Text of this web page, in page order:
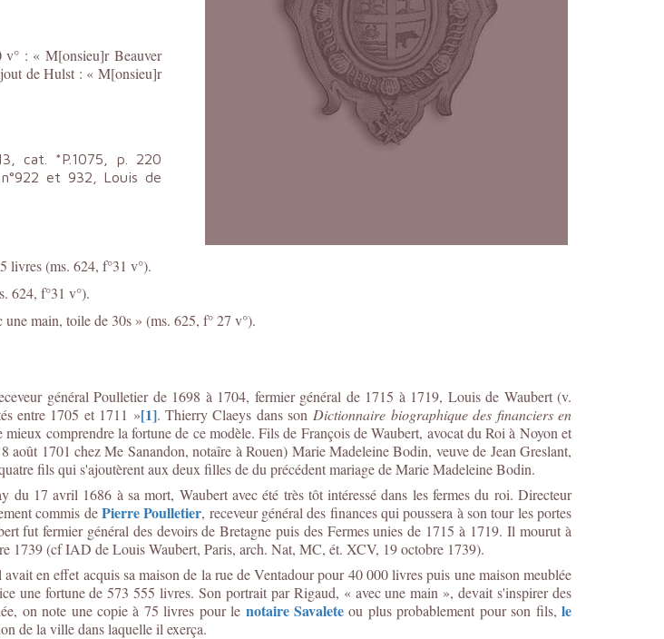
v° : « M[onsieu]r Beauver
de Hulst : « M[onsieu]r
cat. *P.1075, p. 220
et 932, Louis de
livres (ms. 624, f°31 v°).
624, f°31 v°).
main, toile de 30s » (ms. 625, f° 27 v°).
général Poulletier de 1698 à 1704, fermier général de 1715 à 1719, Louis de Waubert (v.
entre 1705 et 1711 »[1]. Thierry Claeys dans son Dictionnaire biographique des financiers en
comprendre la fortune de ce modèle. Fils de François de Waubert, avocat du Roi à Noyon et
1701 chez Me Sanandon, notaîre à Rouen) Marie Madeleine Bodin, veuve de Jean Greslant,
fils qui s'ajoutèrent aux deux filles de du précédent mariage de Marie Madeleine Bodin.
17 avril 1686 à sa mort, Waubert avec été très tôt intéressé dans les fermes du roi. Directeur
commis dePierre Poulletier, receveur général des finances qui poussera à son tour les portes
fut fermier général des devoirs de Bretagne puis des Fermes unies de 1715 à 1719. Il mourut à
1739 (cf IAD de Louis Waubert, Paris, arch. Nat, MC, ét. XCV, 19 octobre 1739).
en effet acquis sa maison de la rue de Ventadour pour 40 000 livres puis une maison meublée
une fortune de 573 555 livres. Son portrait par Rigaud, « avec une main », devait s'inspirer des
on note une copie à 75 livres pour le notaire Savalete ou plus probablement pour son fils,le
de la ville dans laquelle il exerça.